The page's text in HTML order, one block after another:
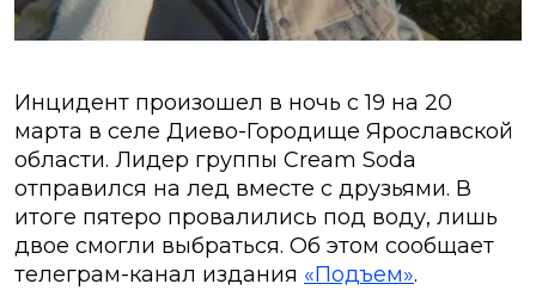
Инцидент произошел в ночь с 19 на 20
марта в селе Диево-Городище Ярославской
области. Лидер группы Cream Soda
отправился на лед вместе с друзьями. В
итоге пятеро провалились под воду, лишь
двое смогли выбраться. Об этом сообщает
телеграм-канал издания «Подъем».